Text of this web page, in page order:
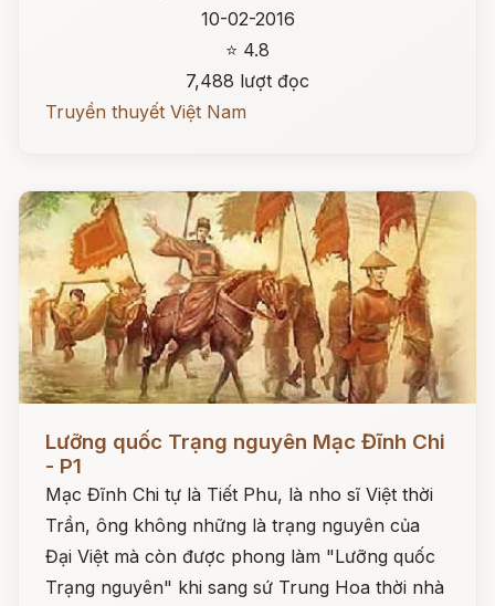
10-02-2016
⭐ 4.8
7,488 lượt đọc
Truyền thuyết Việt Nam
Lưỡng quốc Trạng nguyên Mạc Đĩnh Chi
- P1
Mạc Đĩnh Chi tự là Tiết Phu, là nho sĩ Việt thời
Trần, ông không những là trạng nguyên của
Đại Việt mà còn được phong làm "Lưỡng quốc
Trạng nguyên" khi sang sứ Trung Hoa thời nhà